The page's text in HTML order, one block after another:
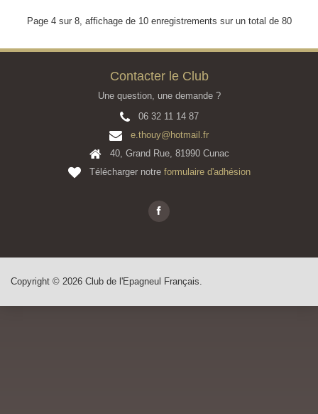
Page 4 sur 8, affichage de 10 enregistrements sur un total de 80
Contacter le Club
Une question, une demande ?
06 32 11 14 87
e.thouy@hotmail.fr
40, Grand Rue, 81990 Cunac
Télécharger notre formulaire d'adhésion
Copyright © 2026 Club de l'Epagneul Français.